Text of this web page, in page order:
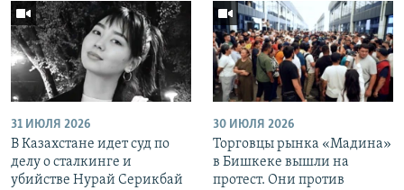
31 ИЮЛЯ 2026
В Казахстане идет суд по
делу о сталкинге и
убийстве Нурай Серикбай
30 ИЮЛЯ 2026
Торговцы рынка «Мадина»
в Бишкеке вышли на
протест. Они против